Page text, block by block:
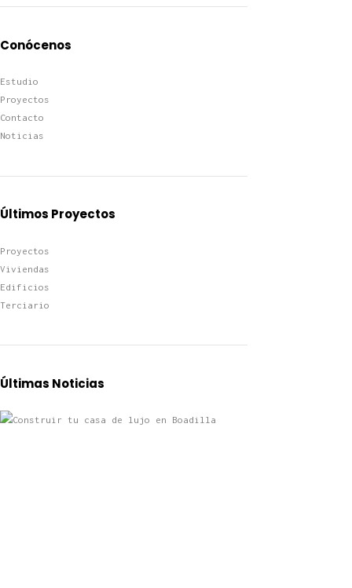
Conócenos
Estudio
Proyectos
Contacto
Noticias
Últimos Proyectos
Proyectos
Viviendas
Edificios
Terciario
Últimas Noticias